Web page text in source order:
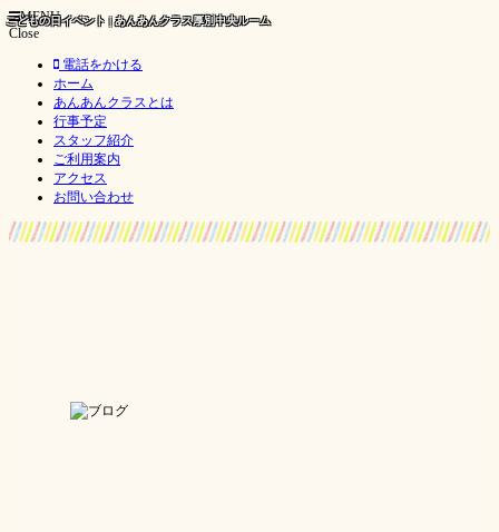
こどもの日イベント | あんあんクラス厚別中央ルーム
MENU
Close
電話をかける
ホーム
あんあんクラスとは
行事予定
スタッフ紹介
ご利用案内
アクセス
お問い合わせ